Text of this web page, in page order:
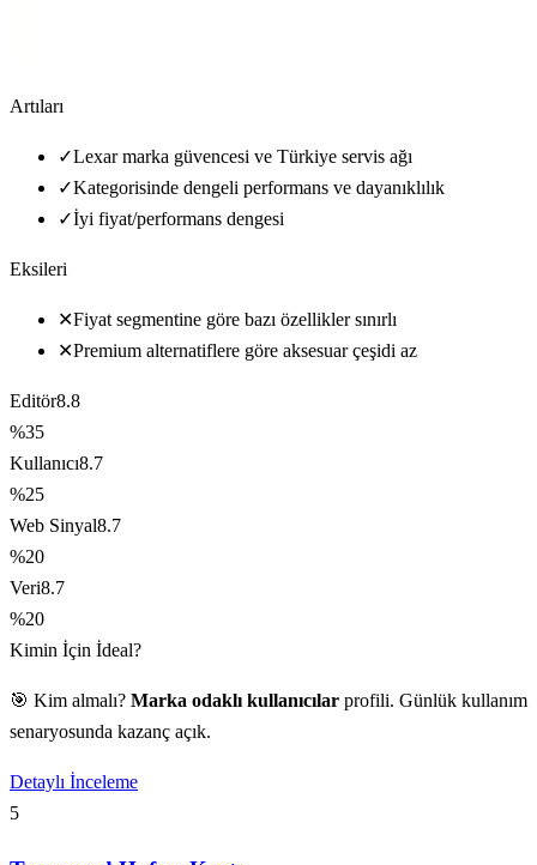
Artıları
✓Lexar marka güvencesi ve Türkiye servis ağı
✓Kategorisinde dengeli performans ve dayanıklılık
✓İyi fiyat/performans dengesi
Eksileri
✕Fiyat segmentine göre bazı özellikler sınırlı
✕Premium alternatiflere göre aksesuar çeşidi az
Editör8.8
%35
Kullanıcı8.7
%25
Web Sinyal8.7
%20
Veri8.7
%20
Kimin İçin İdeal?
🎯 Kim almalı? Marka odaklı kullanıcılar profili. Günlük kullanım
senaryosunda kazanç açık.
Detaylı İnceleme
5